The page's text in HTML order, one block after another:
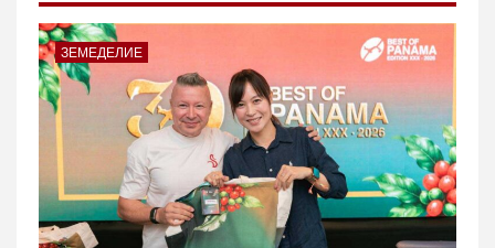
ЗЕМЕДЕЛИЕ